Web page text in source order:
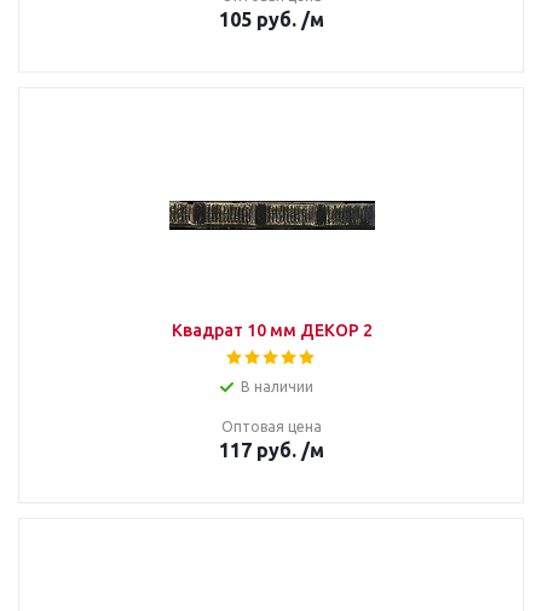
105 руб. /м
Квадрат 10 мм ДЕКОР 2
В наличии
Оптовая цена
117 руб. /м